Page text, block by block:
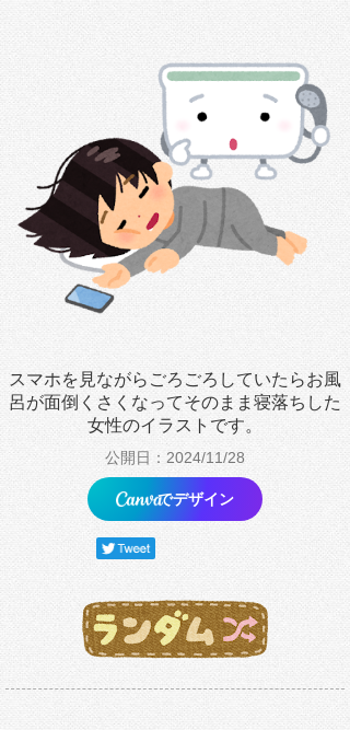
スマホを見ながらごろごろしていたらお風
呂が面倒くさくなってそのまま寝落ちした
女性のイラストです。
公開日：2024/11/28
でデザイン